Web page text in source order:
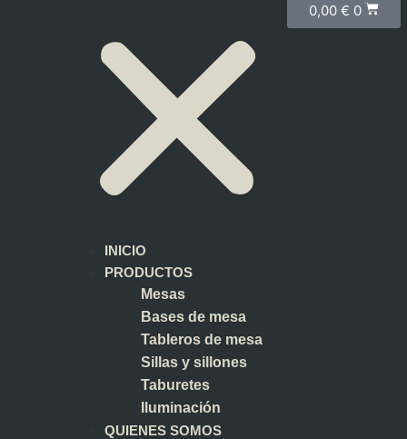
INICIO
PRODUCTOS
Mesas
Bases de mesa
Tableros de mesa
Sillas y sillones
Taburetes
Iluminación
QUIENES SOMOS
0,00 € 0